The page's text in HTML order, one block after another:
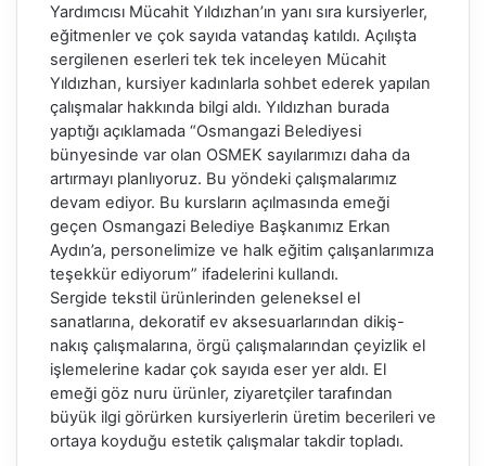
Yardımcısı Mücahit Yıldızhan’ın yanı sıra kursiyerler,
eğitmenler ve çok sayıda vatandaş katıldı. Açılışta
sergilenen eserleri tek tek inceleyen Mücahit
Yıldızhan, kursiyer kadınlarla sohbet ederek yapılan
çalışmalar hakkında bilgi aldı. Yıldızhan burada
yaptığı açıklamada “Osmangazi Belediyesi
bünyesinde var olan OSMEK sayılarımızı daha da
artırmayı planlıyoruz. Bu yöndeki çalışmalarımız
devam ediyor. Bu kursların açılmasında emeği
geçen Osmangazi Belediye Başkanımız Erkan
Aydın’a, personelimize ve halk eğitim çalışanlarımıza
teşekkür ediyorum” ifadelerini kullandı.
Sergide tekstil ürünlerinden geleneksel el
sanatlarına, dekoratif ev aksesuarlarından dikiş-
nakış çalışmalarına, örgü çalışmalarından çeyizlik el
işlemelerine kadar çok sayıda eser yer aldı. El
emeği göz nuru ürünler, ziyaretçiler tarafından
büyük ilgi görürken kursiyerlerin üretim becerileri ve
ortaya koyduğu estetik çalışmalar takdir topladı.